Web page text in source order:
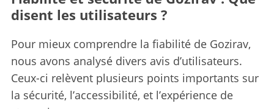
disent les utilisateurs ?
Pour mieux comprendre la fiabilité de Gozirav,
nous avons analysé divers avis d’utilisateurs.
Ceux-ci relèvent plusieurs points importants sur
la sécurité, l’accessibilité, et l’expérience de